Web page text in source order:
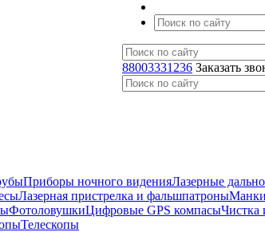
88003331236 Заказать
Приборы ночного виденияЛазерные
Лазерная пристрелка и фальшпатроны
ФотоловушкиЦифровые GPS компасыЧистка
Телескопы